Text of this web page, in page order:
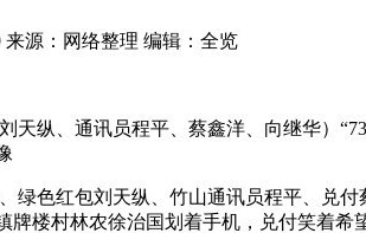
来源：网络整理 编辑：全览
天纵、通讯员程平、蔡鑫洋、向继华）
绿色红包刘天纵、竹山通讯员程平、兑付
牌楼村林农徐治国划着手机，兑付笑着希